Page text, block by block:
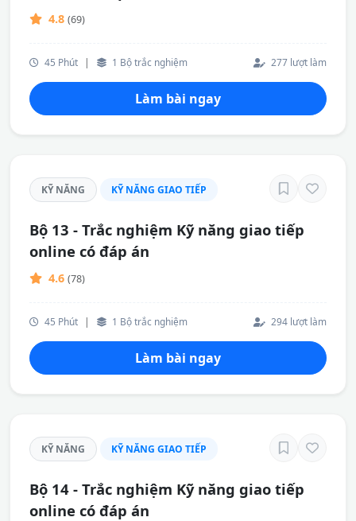
4.8 (69)
45 Phút | 1 Bộ trắc nghiệm 277 lượt làm
Làm bài ngay
KỸ NĂNG KỸ NĂNG GIAO TIẾP
Bộ 13 - Trắc nghiệm Kỹ năng giao tiếp
online có đáp án
4.6 (78)
45 Phút | 1 Bộ trắc nghiệm 294 lượt làm
Làm bài ngay
KỸ NĂNG KỸ NĂNG GIAO TIẾP
Bộ 14 - Trắc nghiệm Kỹ năng giao tiếp
online có đáp án